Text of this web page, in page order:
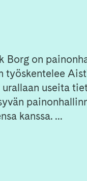
Borg on
työskentelee
urallaan useita
kanssa. ...